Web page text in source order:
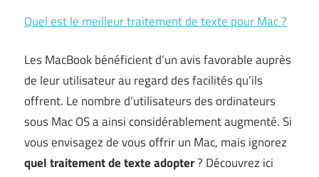
Quel est le meilleur traitement de texte pour Mac ?
Les MacBook bénéficient d’un avis favorable auprès
de leur utilisateur au regard des facilités qu’ils
offrent. Le nombre d’utilisateurs des ordinateurs
sous Mac OS a ainsi considérablement augmenté. Si
vous envisagez de vous offrir un Mac, mais ignorez
quel traitement de texte adopter? Découvrez ici